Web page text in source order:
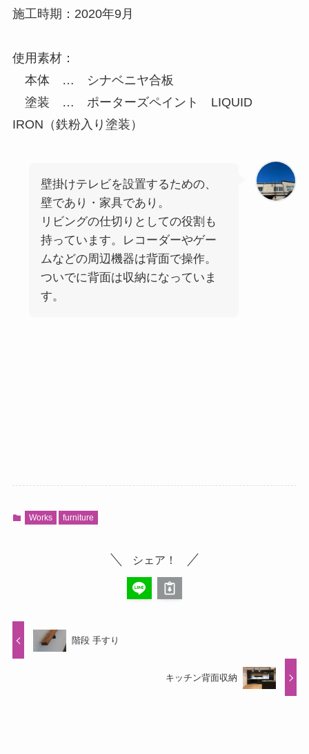
施工時期：2020年9月
使用素材：
本体 … シナベニヤ合板
塗装 … ポーターズペイント LIQUID
IRON（鉄粉入り塗装）
壁掛けテレビを設置するための、
壁であり・家具であり。
リビングの仕切りとしての役割も
持っています。レコーダーやゲー
ムなどの周辺機器は背面で操作。
ついでに背面は収納になっていま
す。
Works furniture
シェア！
階段 手すり
キッチン背面収納